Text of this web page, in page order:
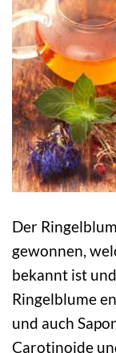
Der
gewonnen,
bekannt ist
Ringelblume
und auch
Carotinoide